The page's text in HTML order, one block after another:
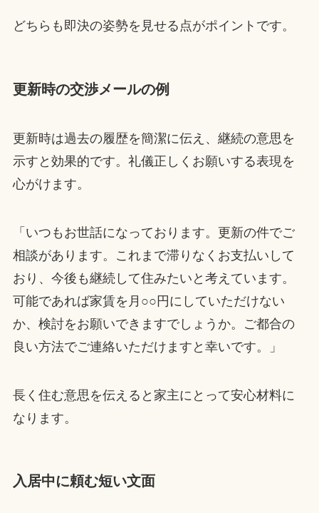
どちらも即決の姿勢を見せる点がポイントです。
更新時の交渉メールの例
更新時は過去の履歴を簡潔に伝え、継続の意思を
示すと効果的です。礼儀正しくお願いする表現を
心がけます。
「いつもお世話になっております。更新の件でご
相談があります。これまで滞りなくお支払いして
おり、今後も継続して住みたいと考えています。
可能であれば家賃を月○○円にしていただけない
か、検討をお願いできますでしょうか。ご都合の
良い方法でご連絡いただけますと幸いです。」
長く住む意思を伝えると家主にとって安心材料に
なります。
入居中に頼む短い文面